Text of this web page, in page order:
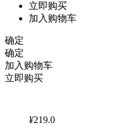
立即购买
加入购物车
确定
确定
加入购物车
立即购买
¥219.0